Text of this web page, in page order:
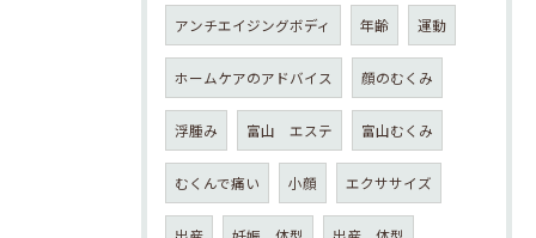
アンチエイジングボディ 年齢 運動
ホームケアのアドバイス 顔のむくみ
浮腫み 富山 エステ 富山むくみ
むくんで痛い 小顔 エクササイズ